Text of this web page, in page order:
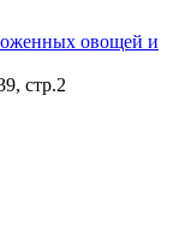
овощей и
стр.2